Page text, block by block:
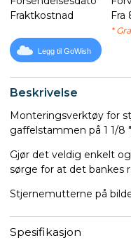
Beskrivelse
Monteringsverktøy for
gaffelstammen på 1 1/8
Gjør det veldig enkelt
sørge for at det bankes
Stjernemutterne på
Spesifikasjon
Fraktkostnad
Fra
*
Legg til GoWish